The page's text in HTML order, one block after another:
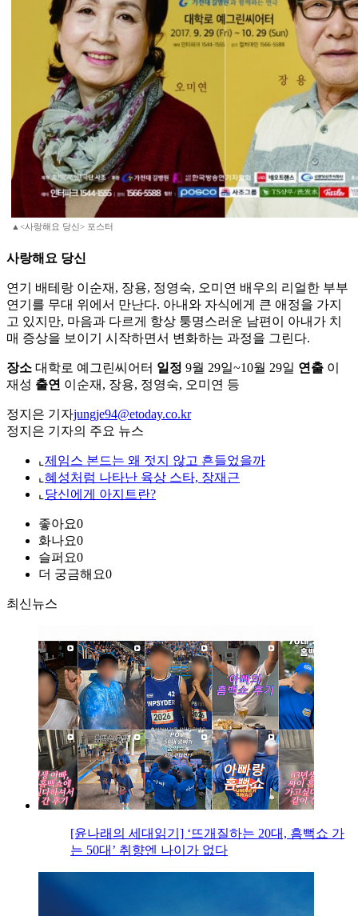
▲<사랑해요 당신> 포스터
사랑해요 당신
연기 배테랑 이순재, 장용, 정영숙, 오미연 배우의 리얼한 부부
연기를 무대 위에서 만난다. 아내와 자식에게 큰 애정을 가지
고 있지만, 마음과 다르게 항상 퉁명스러운 남편이 아내가 치
매 증상을 보이기 시작하면서 변화하는 과정을 그린다.
장소 대학로 예그린씨어터 일정 9월 29일~10월 29일 연출 이
재성 출연 이순재, 장용, 정영숙, 오미연 등
정지은 기자jungje94@etoday.co.kr
정지은 기자의 주요 뉴스
⌞ 제임스 본드는 왜 젓지 않고 흔들었을까
⌞ 혜성처럼 나타난 육상 스타, 장재근
⌞ 당신에게 아지트란?
좋아요0
화나요0
슬퍼요0
더 궁금해요0
최신뉴스
[윤나래의 세대읽기] ‘뜨개질하는 20대, 흠뻑쇼 가
는 50대’ 취향엔 나이가 없다